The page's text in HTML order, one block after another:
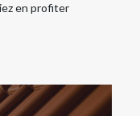
en profiter